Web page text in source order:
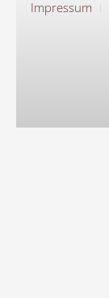
Impressum